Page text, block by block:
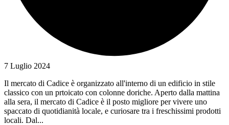
7 Luglio 2024
Il mercato di Cadice è organizzato all'interno di un edificio in stile
classico con un prtoicato con colonne doriche. Aperto dalla mattina
alla sera, il mercato di Cadice è il posto migliore per vivere uno
spaccato di quotidianità locale, e curiosare tra i freschissimi prodotti
locali. Dal...